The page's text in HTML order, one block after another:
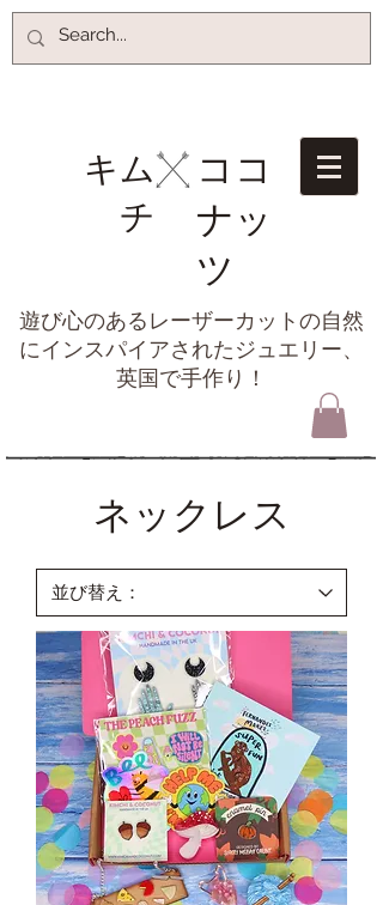
キム
チ​
ココ
ナッ
ツ
遊び心のあるレーザーカットの自然
にインスパイアされたジュエリー、
英国で手作り！
ネックレス